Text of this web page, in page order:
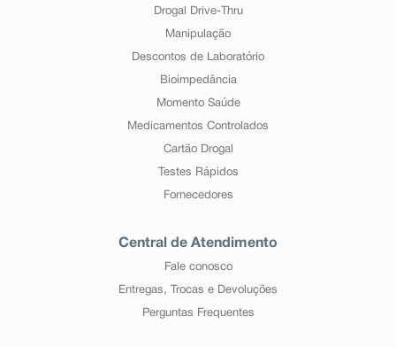
Drogal Drive-Thru
Manipulação
Descontos de Laboratório
Bioimpedância
Momento Saúde
Medicamentos Controlados
Cartão Drogal
Testes Rápidos
Fornecedores
Central de Atendimento
Fale conosco
Entregas, Trocas e Devoluções
Perguntas Frequentes